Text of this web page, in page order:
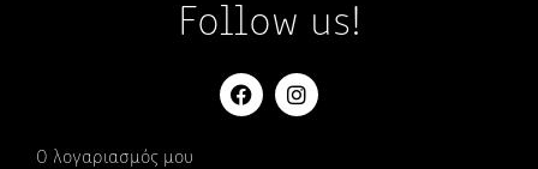
Follow us!
Ο λογαριασμός μου